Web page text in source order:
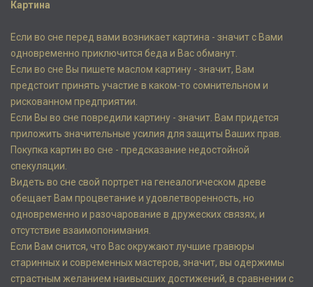
Картина
Если во сне перед вами возникает картина - значит с Вами
одновременно приключится беда и Вас обманут.
Если во сне Вы пишете маслом картину - значит, Вам
предстоит принять участие в каком-то сомнительном и
рискованном предприятии.
Если Вы во сне повредили картину - значит. Вам придется
приложить значительные усилия для защиты Ваших прав.
Покупка картин во сне - предсказание недостойной
спекуляции.
Видеть во сне свой портрет на генеалогическом древе
обещает Вам процветание и удовлетворенность, но
одновременно и разочарование в дружеских связях, и
отсутствие взаимопонимания.
Если Вам снится, что Вас окружают лучшие гравюры
старинных и современных мастеров, значит, вы одержимы
страстным желанием наивысших достижений, в сравнении с